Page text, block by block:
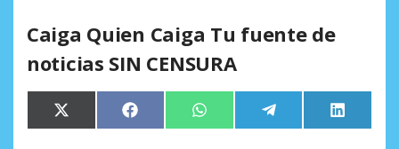
Caiga Quien Caiga Tu fuente de
noticias SIN CENSURA
Compartir
en
X
(Twitter)
Compartir
en
Facebook Compartir
en
WhatsApp Compartir
en
Telegram
en
LinkedIn